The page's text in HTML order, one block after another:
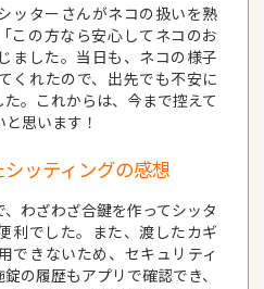
ッターさんがネコの扱いを熟
この方なら安心してネコのお
ました。当日も、ネコの様子
くれたので、出先でも不安に
。これからは、今まで控えて
思います！
ッティングの感想
わざわざ合鍵を作ってシッタ
利でした。また、渡したカギ
できないため、セキュリティ
の履歴もアプリで確認でき、